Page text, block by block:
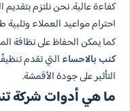
كفاءة عالية. نحن نلتزم
احترام مواعيد العملاء وتلبية
كما يمكن الحفاظ على نظافة
كنب بالاحساء التي تقدم
التأثير على جودة الأقمشة.
ما هي أدوات شركة